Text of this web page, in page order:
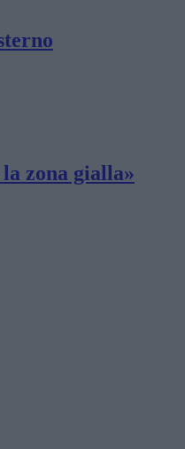
zona gialla»